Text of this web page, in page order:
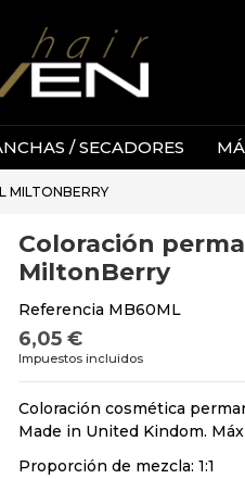
/ SECADORES
MILTONBERRY
Coloración
MiltonBerry
Referencia MB60ML
6,05 €
Impuestos incluidos
Coloración cosmética
Made in United Kindom.
Proporción de mezcla: 1:1